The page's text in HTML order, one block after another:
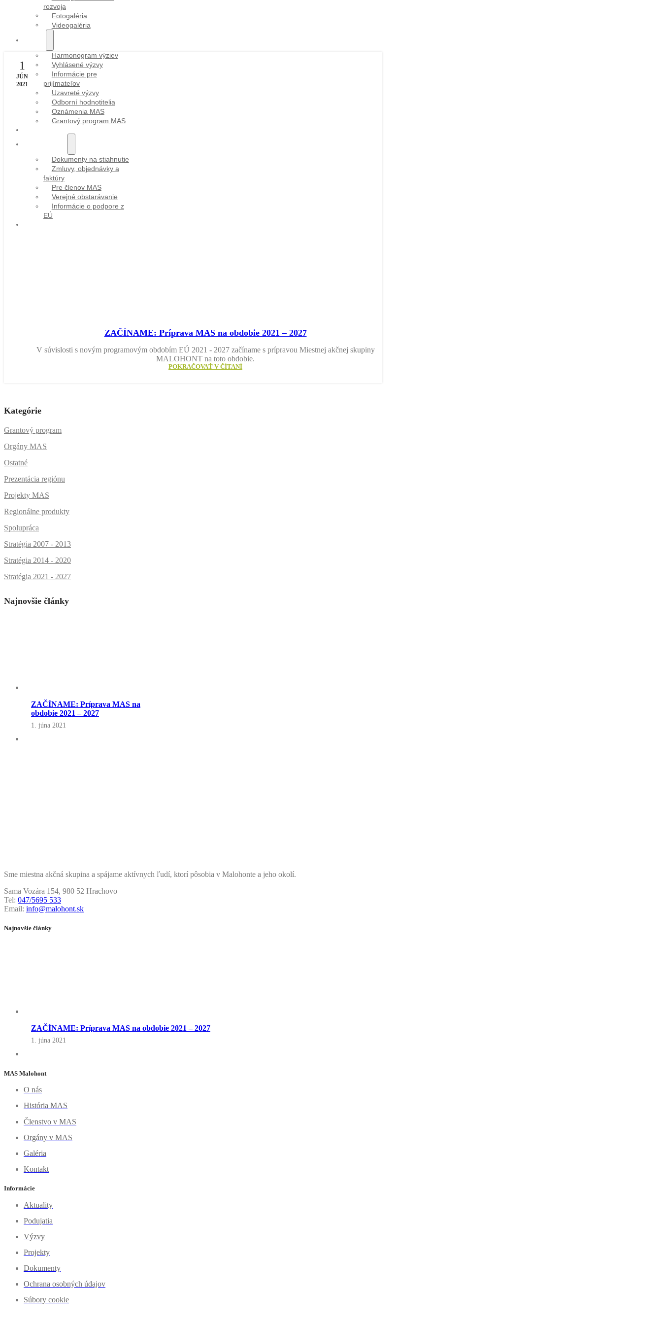
rozvoja
Fotogaléria
Videogaléria
Harmonogram výziev
Vyhlásené výzvy
Informácie pre
prijímateľov
Uzavreté výzvy
Odborní hodnotitelia
Oznámenia MAS
Grantový program MAS
Dokumenty na stiahnutie
Zmluvy, objednávky a
faktúry
Pre členov MAS
Verejné obstarávanie
Informácie o podpore z
EÚ
1
JÚN
2021
ZAČÍNAME: Príprava MAS na obdobie 2021 – 2027
V súvislosti s novým programovým obdobím EÚ 2021 - 2027 začíname s prípravou Miestnej akčnej skupiny
MALOHONT na toto obdobie.
POKRAČOVAŤ V ČÍTANÍ
Kategórie
Grantový program
Orgány MAS
Ostatné
Prezentácia regiónu
Projekty MAS
Regionálne produkty
Spolupráca
Stratégia 2007 - 2013
Stratégia 2014 - 2020
Stratégia 2021 - 2027
Najnovšie články
ZAČÍNAME: Príprava MAS na
obdobie 2021 – 2027
1. júna 2021
Sme miestna akčná skupina a spájame aktívnych ľudí, ktorí pôsobia v Malohonte a jeho okolí.
Sama Vozára 154, 980 52 Hrachovo
Tel: 047/5695 533
Email: info@malohont.sk
Najnovšie články
ZAČÍNAME: Príprava MAS na obdobie 2021 – 2027
1. júna 2021
MAS Malohont
O nás
História MAS
Členstvo v MAS
Orgány v MAS
Galéria
Kontakt
Informácie
Aktuality
Podujatia
Výzvy
Projekty
Dokumenty
Ochrana osobných údajov
Súbory cookie